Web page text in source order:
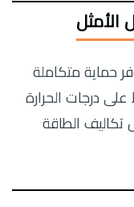
الأمثل
حماية متكاملة
درجات الحرارة
تكاليف الطاقة